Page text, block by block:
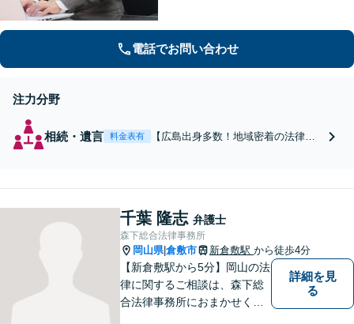
遺言・相続、債務整理など、幅広い分
野に対応」
電話でお問い合わせ
注力分野
相続・遺言 料金表有
【広島出身多数！地域密着の法律事
地元で信頼される各士業との緊密な
連携体制「丁寧かつシンプルな説明
を心がけます」
千葉 隆志 弁護士
森下総合法律事務所
岡山県|倉敷市 新倉敷駅 から徒歩4分
【新倉敷駅から5分】岡山の法
律に関するご相談は、森下総
合法律事務所におまかせくだ
詳細を見
る